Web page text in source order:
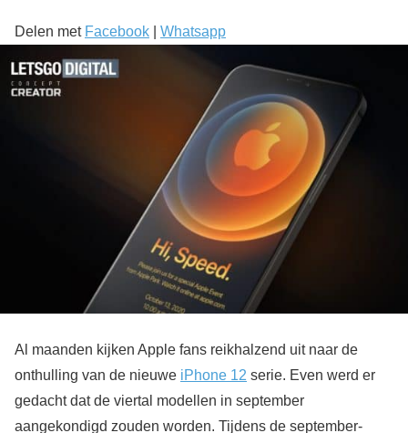
Delen met Facebook Whatsapp
Al maanden kijken Apple fans reikhalzend uit naar de
onthulling van de nieuwe iPhone 12 serie. Even werd er
gedacht dat de viertal modellen in september
aangekondigd zouden worden. Tijdens de september-